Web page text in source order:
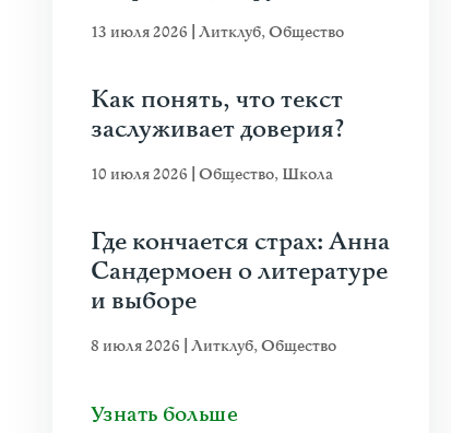
13 июля 2026 Литклуб,Общество
Как понять, что текст
заслуживает доверия?
10 июля 2026 Общество, Школа
Где кончается страх: Анна
Сандермоен о литературе
и выборе
8 июля 2026 Литклуб,Общество
Узнать больше